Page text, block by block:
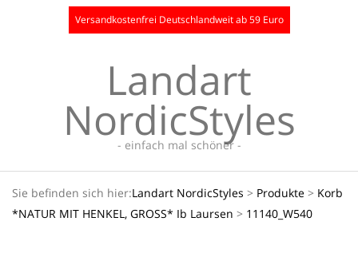
Versandkostenfrei Deutschlandweit ab 59 Euro
Landart
NordicStyles
- einfach mal schöner -
Navigation
Menu
Sie befinden sich hier:Landart NordicStyles > Produkte > Korb
*NATUR MIT HENKEL, GROSS* Ib Laursen > 11140_W540